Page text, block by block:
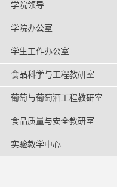
学院领导
学院办公室
学生工作办公室
食品科学与工程教研室
葡萄与葡萄酒工程教研室
食品质量与安全教研室
实验教学中心